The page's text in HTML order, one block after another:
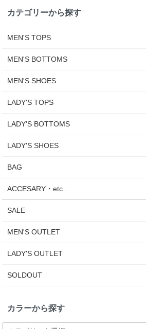
カテゴリーから探す
MEN'S TOPS
MEN'S BOTTOMS
MEN'S SHOES
LADY'S TOPS
LADY'S BOTTOMS
LADY'S SHOES
BAG
ACCESARY・etc...
SALE
MEN'S OUTLET
LADY'S OUTLET
SOLDOUT
カラーから探す